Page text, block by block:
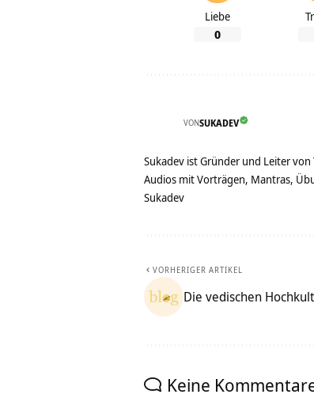
Liebe
0
VONSUKADEV
Sukadev ist Gründer und Leiter
Audios mit Vorträgen, Mantras,
Sukadev
VORHERIGER ARTIKEL
Die vedischen
Keine